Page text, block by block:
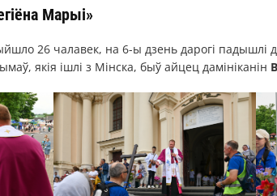
Марыі»
26 чалавек, на 6-ы дзень дарогі падышлі
якія ішлі з Мінска, быў айцец дамініканін